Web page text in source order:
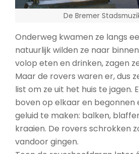
De Bremer
Onderweg kwamen ze langs
natuurlijk wilden ze naar
volop eten en drinken, zagen
Maar de rovers waren er, dus
list om ze uit het huis te jagen.
boven op elkaar en begonnen
geluid te maken: balken,
kraaien. De rovers schrokken
vandoor gingen.